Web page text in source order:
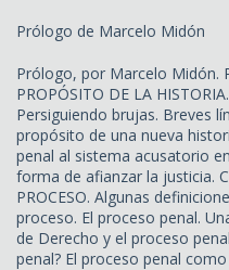
Prólogo de Marcelo Midón
Prólogo, por Marcelo Midón.
PROPÓSITO DE LA
Persiguiendo brujas. Breves
propósito de una nueva
penal al sistema acusatorio
forma de afianzar la justicia.
PROCESO. Algunas
proceso. El proceso penal.
de Derecho y el proceso
penal? El proceso penal